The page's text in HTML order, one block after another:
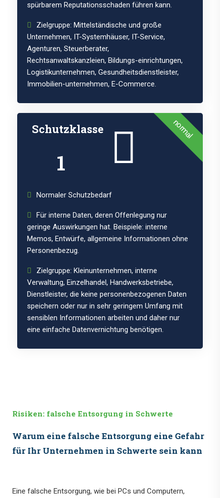
spürbarem Reputationsschaden führen kann.
Zielgruppe: Mittelständische und große
Unternehmen, IT-Systemhäuser, IT-Service,
Agenturen, Steuerberater,
Rechtsanwaltskanzleien, Bildungs-einrichtungen,
Logistikunternehmen, Gesundheitsdienstleister,
Immobilien-unternehmen, E-Commerce.
normal
Schutzklasse
1
Normaler Schutzbedarf
Für interne Daten, deren Offenlegung nur
geringe Auswirkungen hat. Beispiele: interne
Memos, Entwürfe, allgemeine Informationen ohne
Personenbezug.
Zielgruppe: Kleinunternehmen, interne
Verwaltung, Einzelhandel, Handwerksbetriebe,
Dienstleister, die keine personenbezogenen Daten
speichern oder nur in sehr geringem Umfang mit
sensiblen Informationen arbeiten und daher nur
eine einfache Datenvernichtung benötigen.
Risiken: falsche Entsorgung in Schwerte
Warum eine falsche Entsorgung eine Gefahr
für Ihr Unternehmen in Schwerte sein kann
Eine falsche Entsorgung, wie bei PCs und Computern,